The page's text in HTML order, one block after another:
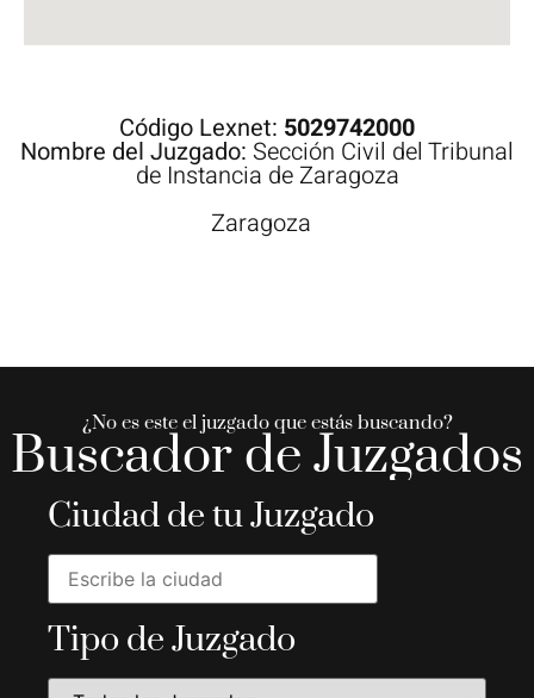
Código Lexnet: 5029742000
Nombre del Juzgado: Sección Civil del Tribunal
de Instancia de Zaragoza
Zaragoza
¿No es este el juzgado que estás buscando?
Buscador de Juzgados
Ciudad de tu Juzgado
Tipo de Juzgado